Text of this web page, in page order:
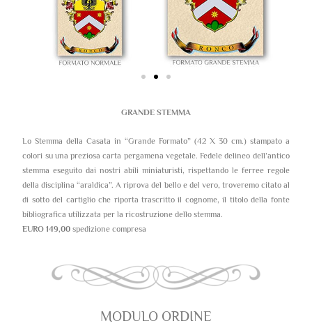
GRANDE STEMMA
Lo Stemma della Casata in “Grande Formato” (42 X 30 cm.) stampato a
colori su una preziosa carta pergamena vegetale. Fedele delineo dell’antico
stemma eseguito dai nostri abili miniaturisti, rispettando le ferree regole
della disciplina “araldica”. A riprova del bello e del vero, troveremo citato al
di sotto del cartiglio che riporta trascritto il cognome, il titolo della fonte
bibliografica utilizzata per la ricostruzione dello stemma.
EURO 149,00 spedizione compresa
MODULO ORDINE